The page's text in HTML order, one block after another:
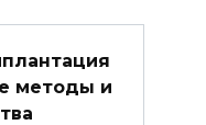
методы и